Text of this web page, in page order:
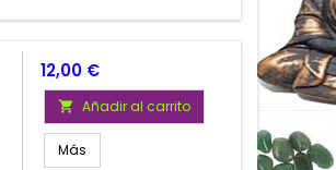
Precio
12,00 €
 Añadir al carrito
Más